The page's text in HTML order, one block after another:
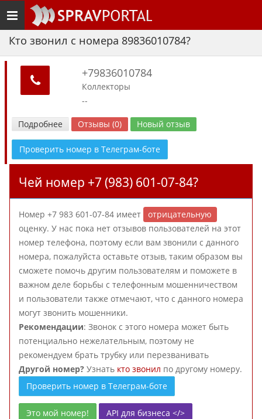
Toggle
navigation
Кто звонил с номера 89836010784?
+79836010784
Коллекторы
--
Подробнее Отзывы (0) Новый отзыв
Проверить номер в Телеграм-боте
Чей номер +7 (983) 601-07-84?
Номер +7 983 601-07-84 имеет
отрицательную
оценку. У нас пока нет отзывов пользователей на этот
номер телефона, поэтому если вам звонили с данного
номера, пожалуйста оставьте отзыв, таким образом вы
сможете помочь другим пользователям и поможете в
важном деле борьбы с телефонным мошенничеством
и пользователи также отмечают, что с данного номера
могут звонить мошенники.
Рекомендации: Звонок с этого номера может быть
потенциально нежелательным, поэтому не
рекомендуем брать трубку или перезванивать
Другой номер? Узнать кто звонил по другому номеру.
Проверить номер в Телеграм-боте
Это мой номер! API для бизнеса </>